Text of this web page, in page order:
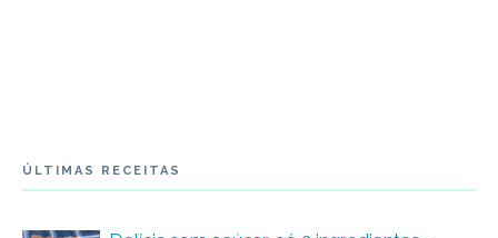
ÚLTIMAS RECEITAS